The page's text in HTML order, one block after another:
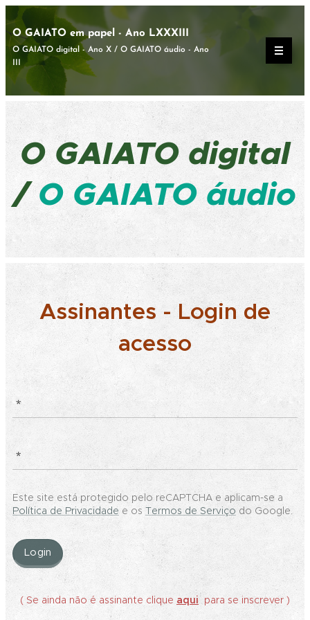
O GAIATO em papel - Ano LXXXIII
O GAIATO digital - Ano X / O GAIATO áudio - Ano
O GAIATOdigital
/O GAIATO áudio
Assinantes - Login de
acesso
Este site está protegido pelo reCAPTCHA e aplicam-se a
Política de Privacidade e os Termos de Serviço do Google.
Login
( Se ainda não é assinante clique aquipara se inscrever )